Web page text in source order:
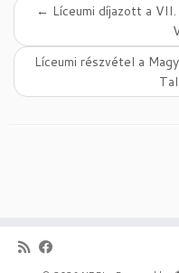
← Líceumi díjazott a
Líceumi részvétel a